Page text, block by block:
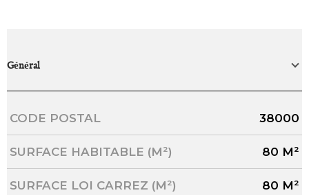
Général
Caractérisque Valeurs
CODE POSTAL 38000
SURFACE HABITABLE (M²) 80 M²
SURFACE LOI CARREZ (M²) 80 M²